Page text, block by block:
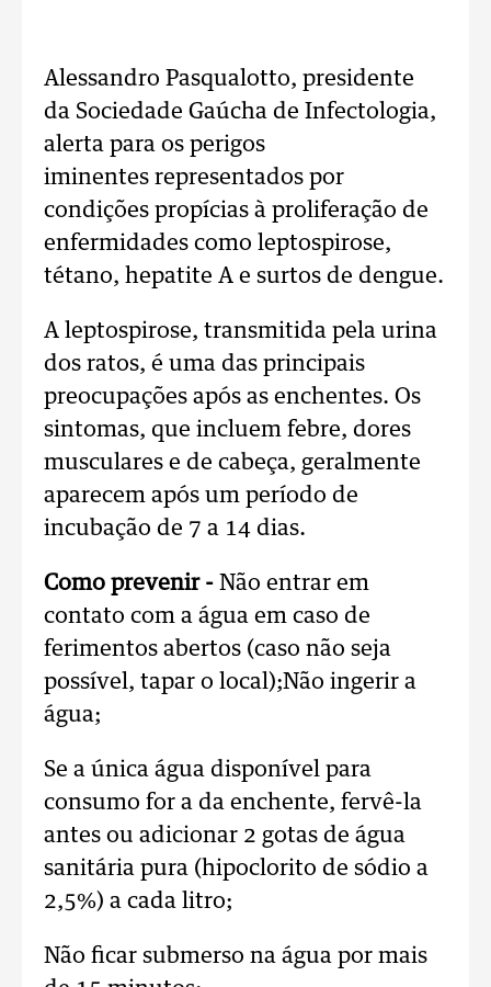
Alessandro Pasqualotto, presidente
da Sociedade Gaúcha de Infectologia,
alerta para os perigos
iminentes representados por
condições propícias à proliferação de
enfermidades como leptospirose,
tétano, hepatite A e surtos de dengue.
A leptospirose, transmitida pela urina
dos ratos, é uma das principais
preocupações após as enchentes. Os
sintomas, que incluem febre, dores
musculares e de cabeça, geralmente
aparecem após um período de
incubação de 7 a 14 dias.
Como prevenir - Não entrar em
contato com a água em caso de
ferimentos abertos (caso não seja
possível, tapar o local);Não ingerir a
água;
Se a única água disponível para
consumo for a da enchente, fervê-la
antes ou adicionar 2 gotas de água
sanitária pura (hipoclorito de sódio a
2,5%) a cada litro;
Não ficar submerso na água por mais